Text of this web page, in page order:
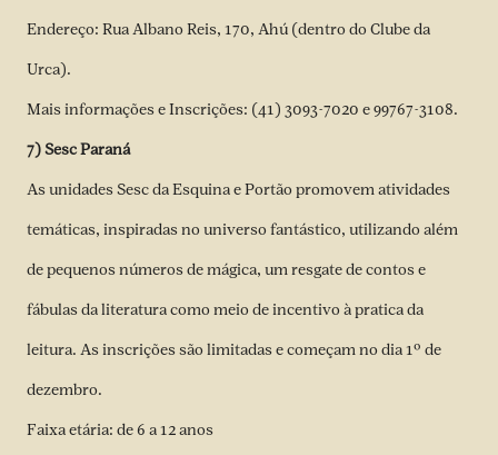
Endereço: Rua Albano Reis, 170, Ahú (dentro do Clube da
Urca).
Mais informações e Inscrições: (41) 3093-7020 e 99767-3108.
7) Sesc Paraná
As unidades Sesc da Esquina e Portão promovem atividades
temáticas, inspiradas no universo fantástico, utilizando além
de pequenos números de mágica, um resgate de contos e
fábulas da literatura como meio de incentivo à pratica da
leitura. As inscrições são limitadas e começam no dia 1º de
dezembro.
Faixa etária: de 6 a 12 anos